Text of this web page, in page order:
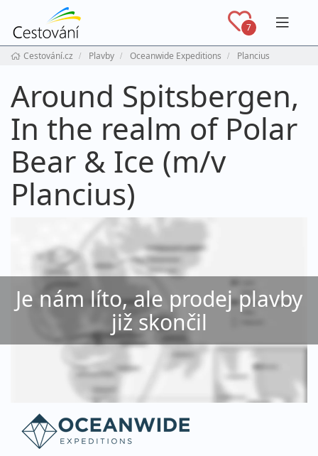
7
Cestování.cz Plavby Oceanwide Expeditions Plancius
Around Spitsbergen,
In the realm of Polar
Bear & Ice (m/v
Plancius)
Je nám líto, ale prodej plavby
již skončil